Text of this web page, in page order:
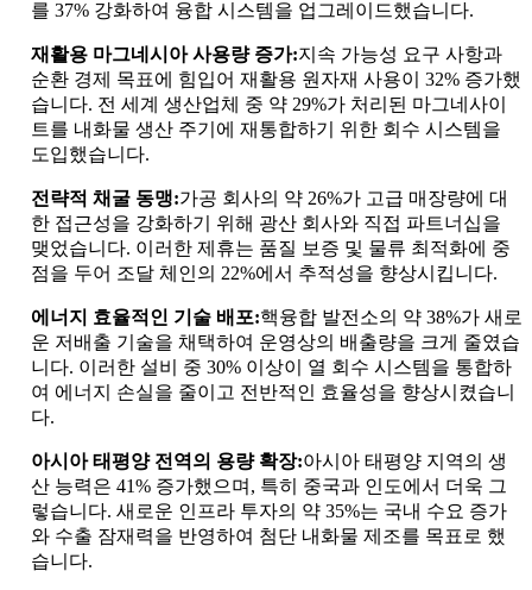
를 37% 강화하여 융합 시스템을 업그레이드했습니다.
재활용 마그네시아 사용량 증가:지속 가능성 요구 사항과
순환 경제 목표에 힘입어 재활용 원자재 사용이 32% 증가했
습니다. 전 세계 생산업체 중 약 29%가 처리된 마그네사이
트를 내화물 생산 주기에 재통합하기 위한 회수 시스템을
도입했습니다.
전략적 채굴 동맹:가공 회사의 약 26%가 고급 매장량에 대
한 접근성을 강화하기 위해 광산 회사와 직접 파트너십을
맺었습니다. 이러한 제휴는 품질 보증 및 물류 최적화에 중
점을 두어 조달 체인의 22%에서 추적성을 향상시킵니다.
에너지 효율적인 기술 배포:핵융합 발전소의 약 38%가 새로
운 저배출 기술을 채택하여 운영상의 배출량을 크게 줄였습
니다. 이러한 설비 중 30% 이상이 열 회수 시스템을 통합하
여 에너지 손실을 줄이고 전반적인 효율성을 향상시켰습니
다.
아시아 태평양 전역의 용량 확장:아시아 태평양 지역의 생
산 능력은 41% 증가했으며, 특히 중국과 인도에서 더욱 그
렇습니다. 새로운 인프라 투자의 약 35%는 국내 수요 증가
와 수출 잠재력을 반영하여 첨단 내화물 제조를 목표로 했
습니다.